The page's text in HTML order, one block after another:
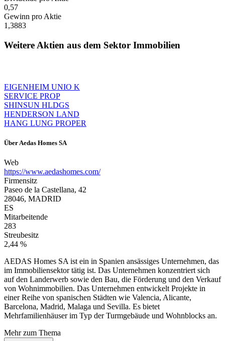
0,57
Gewinn pro Aktie
1,3883
Weitere Aktien aus dem Sektor Immobilien
EIGENHEIM UNIO K
SERVICE PROP
SHINSUN HLDGS
HENDERSON LAND
HANG LUNG PROPER
Über Aedas Homes SA
Web
https://www.aedashomes.com/
Firmensitz
Paseo de la Castellana, 42
28046, MADRID
ES
Mitarbeitende
283
Streubesitz
2,44 %
AEDAS Homes SA ist ein in Spanien ansässiges Unternehmen, das
im Immobiliensektor tätig ist. Das Unternehmen konzentriert sich
auf den Landerwerb sowie den Bau, die Förderung und den Verkauf
von Wohnimmobilien. Das Unternehmen entwickelt Projekte in
einer Reihe von spanischen Städten wie Valencia, Alicante,
Barcelona, Madrid, Malaga und Sevilla. Es bietet
Mehrfamilienhäuser im Typ der Turmgebäude und Wohnblocks an.
Mehr zum Thema